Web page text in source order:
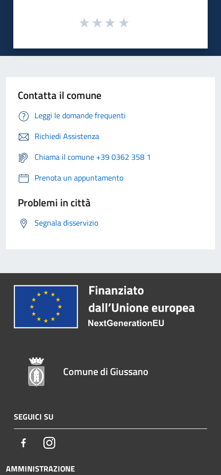
Contatta il comune
Leggi le domande frequenti
Richiedi Assistenza
Chiama il comune +39 0362 358 1
Prenota un appuntamento
Problemi in città
Segnala disservizio
Comune di Giussano
SEGUICI SU
FacebookInstagram
AMMINISTRAZIONE